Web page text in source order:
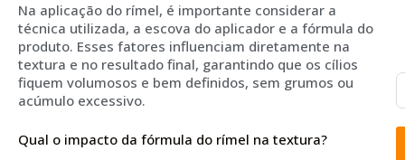
Na aplicação do rímel, é importante considerar a
técnica utilizada, a escova do aplicador e a fórmula do
produto. Esses fatores influenciam diretamente na
textura e no resultado final, garantindo que os cílios
fiquem volumosos e bem definidos, sem grumos ou
acúmulo excessivo.
Qual o impacto da fórmula do rímel na textura?